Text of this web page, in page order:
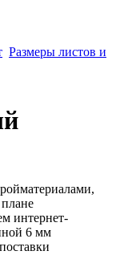
Размеры листов и
интернет-
6 мм